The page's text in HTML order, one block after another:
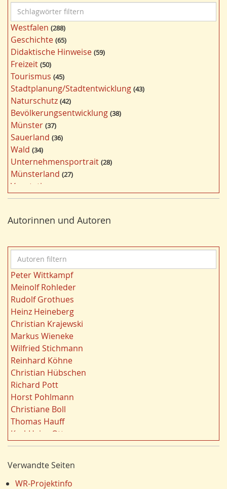
c
h
l
a
g
w
ö
r
t
e
r
f
i
l
t
e
r
n
Westfalen 288
Geschichte 65
Didaktische Hinweise 59
Freizeit 50
Tourismus 45
Stadtplanung/Stadtentwicklung 43
Naturschutz 42
Bevölkerungsentwicklung 38
Münster 37
Sauerland 36
Wald 34
Unternehmensportrait 28
Münsterland 27
Vegetation
Nordrhein-Westfalen 25
Bildung 24
Kultur 22
Kulturlandschaft
Wohnen 21
Gewässer 21
Migration/Wanderung
Strukturwandel
Städtebau 20
Wahl 20
Ländliche Entwicklung
Ruhrgebiet 20
Landschaft 19
Siedlung/Siedlungsgeschichte
Demographischer Wandel
Geologie 19
Dortmund 18
Fauna 17
Energie/Energiewirtschaft 17
Klima/Klimawandel
Hydrogeologie
Autorinnen und Autoren
u
t
o
r
e
n
f
i
l
t
e
r
n
Peter Wittkampf
Meinolf Rohleder
Rudolf Grothues
Heinz Heineberg
Christian Krajewski
Markus Wieneke
Wilfried Stichmann
Reinhard Köhne
Christian Hübschen
Richard Pott
Horst Pohlmann
Christiane Boll
Thomas Hauff
Karl-Heinz Otto
Carola Bischoff
Jürgen Lethmate
Rudolf Bergmann
Verwandte Seiten
WR-Projektinfo